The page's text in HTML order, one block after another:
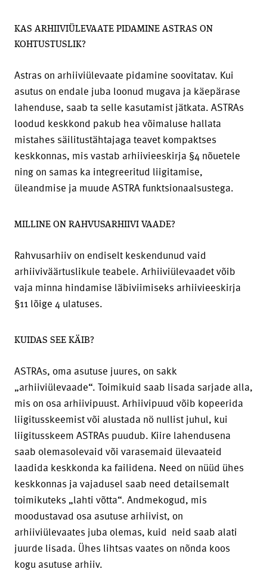
KAS ARHIIVIÜLEVAATE PIDAMINE ASTRAS ON
KOHTUSTUSLIK?
Astras on arhiiviülevaate pidamine soovitatav. Kui
asutus on endale juba loonud mugava ja käepärase
lahenduse, saab ta selle kasutamist jätkata. ASTRAs
loodud keskkond pakub hea võimaluse hallata
mistahes säilitustähtajaga teavet kompaktses
keskkonnas, mis vastab arhiivieeskirja §4 nõuetele
ning on samas ka integreeritud liigitamise,
üleandmise ja muude ASTRA funktsionaalsustega.
MILLINE ON RAHVUSARHIIVI VAADE?
Rahvusarhiiv on endiselt keskendunud vaid
arhiiviväärtuslikule teabele. Arhiiviülevaadet võib
vaja minna hindamise läbiviimiseks arhiivieeskirja
§11 lõige 4 ulatuses.
KUIDAS SEE KÄIB?
ASTRAs, oma asutuse juures, on sakk
„arhiiviülevaade“. Toimikuid saab lisada sarjade alla,
mis on osa arhiivipuust. Arhiivipuud võib kopeerida
liigitusskeemist või alustada nö nullist juhul, kui
liigitusskeem ASTRAs puudub. Kiire lahendusena
saab olemasolevaid või varasemaid ülevaateid
laadida keskkonda ka failidena. Need on nüüd ühes
keskkonnas ja vajadusel saab need detailsemalt
toimikuteks „lahti võtta“. Andmekogud, mis
moodustavad osa asutuse arhiivist, on
arhiiviülevaates juba olemas, kuid neid saab alati
juurde lisada. Ühes lihtsas vaates on nõnda koos
kogu asutuse arhiiv.